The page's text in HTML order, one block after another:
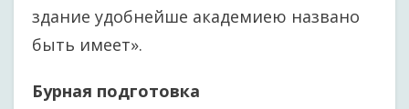
здание удобнейше академиею названо
быть имеет».
Бурная подготовка